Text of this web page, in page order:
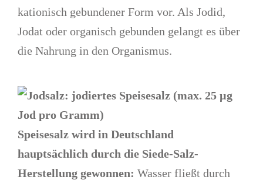
kationisch gebundener Form vor. Als Jodid,
Jodat oder organisch gebunden gelangt es über
die Nahrung in den Organismus.
Speisesalz wird in Deutschland
hauptsächlich durch die Siede-Salz-
Herstellung gewonnen: Wasser fließt durch